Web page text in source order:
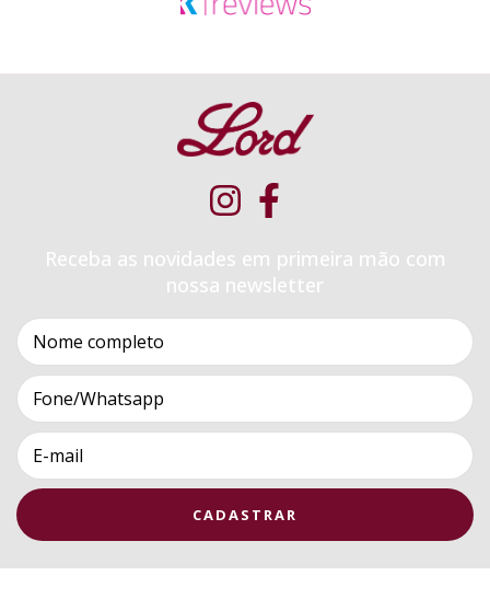
Receba as novidades em primeira mão com
nossa newsletter